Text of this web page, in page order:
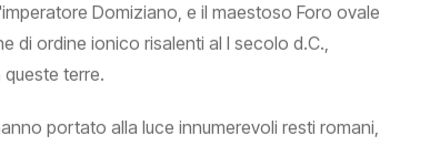
Domiziano, e il maestoso Foro ovale
di ordine ionico risalenti al I secolo d.C.,
terre.
portato alla luce innumerevoli resti romani,